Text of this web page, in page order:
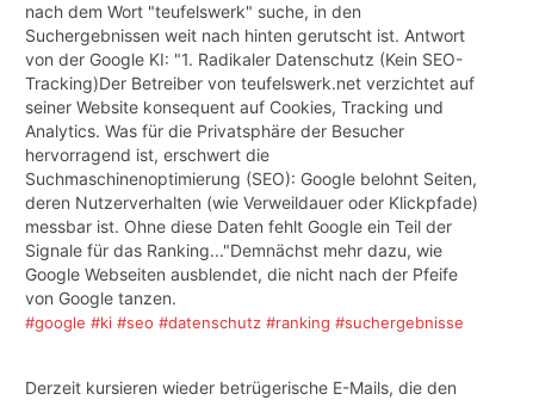
nach dem Wort "teufelswerk" suche, in den
Suchergebnissen weit nach hinten gerutscht ist. Antwort
von der Google KI: "1. Radikaler Datenschutz (Kein SEO-
Tracking)Der Betreiber von teufelswerk.net verzichtet auf
seiner Website konsequent auf Cookies, Tracking und
Analytics. Was für die Privatsphäre der Besucher
hervorragend ist, erschwert die
Suchmaschinenoptimierung (SEO): Google belohnt Seiten,
deren Nutzerverhalten (wie Verweildauer oder Klickpfade)
messbar ist. Ohne diese Daten fehlt Google ein Teil der
Signale für das Ranking..."Demnächst mehr dazu, wie
Google Webseiten ausblendet, die nicht nach der Pfeife
von Google tanzen.
#google #ki #seo #datenschutz #ranking #suchergebnisse
Derzeit kursieren wieder betrügerische E-Mails, die den